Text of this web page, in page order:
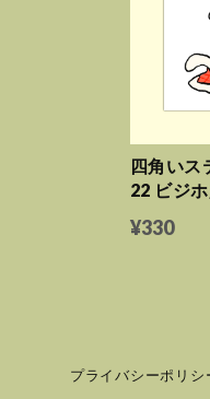
四角い
22 ビジホ
¥330
プライバシーポリシ